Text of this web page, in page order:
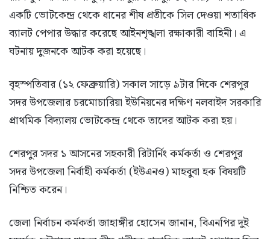
একটি ভোটকেন্দ্র থেকে ধানের শীষ প্রতীকে সিল দেওয়া শতাধিক
ব্যালট পেপার উদ্ধার করেছে আইনশৃঙ্খলা রক্ষাকারী বাহিনী। এ
ঘটনায় দুজনকে আটক করা হয়েছে।
বৃহস্পতিবার (১২ ফেব্রুয়ারি) সকাল সাড়ে ৯টার দিকে শেরপুর
সদর উপজেলার চরমোচারিয়া ইউনিয়নের দক্ষিণ নলবাইদ সরকারি
প্রাথমিক বিদ্যালয় ভোটকেন্দ্র থেকে তাদের আটক করা হয়।
শেরপুর সদর ১ আসনের সহকারী রিটার্নিং কর্মকর্তা ও শেরপুর
সদর উপজেলা নির্বাহী কর্মকর্তা (ইউএনও) মাহবুবা হক বিষয়টি
নিশ্চিত করেন।
জেলা নির্বাচন কর্মকর্তা জাহাঙ্গীর হোসেন জানান, বিএনপির দুই